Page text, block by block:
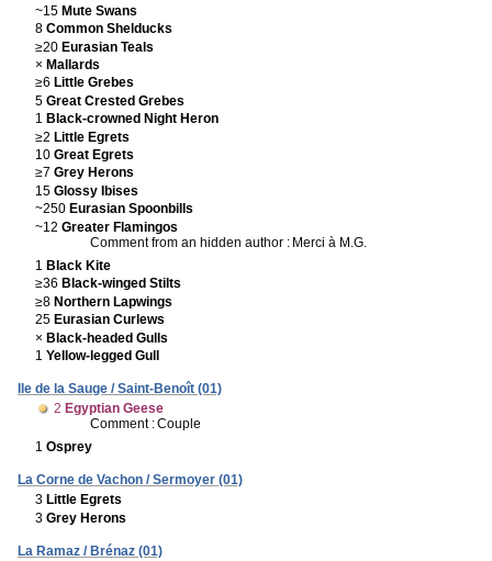
~15 Mute Swans
8 Common Shelducks
≥20 Eurasian Teals
× Mallards
≥6 Little Grebes
5 Great Crested Grebes
1 Black-crowned Night Heron
≥2 Little Egrets
10 Great Egrets
≥7 Grey Herons
15 Glossy Ibises
~250 Eurasian Spoonbills
~12 Greater Flamingos
Comment from an hidden author : Merci à M.G.
1 Black Kite
≥36 Black-winged Stilts
≥8 Northern Lapwings
25 Eurasian Curlews
× Black-headed Gulls
1 Yellow-legged Gull
Ile de la Sauge / Saint-Benoît (01)
2 Egyptian Geese
Comment :Couple
1 Osprey
La Corne de Vachon / Sermoyer (01)
3 Little Egrets
3 Grey Herons
La Ramaz / Brénaz (01)